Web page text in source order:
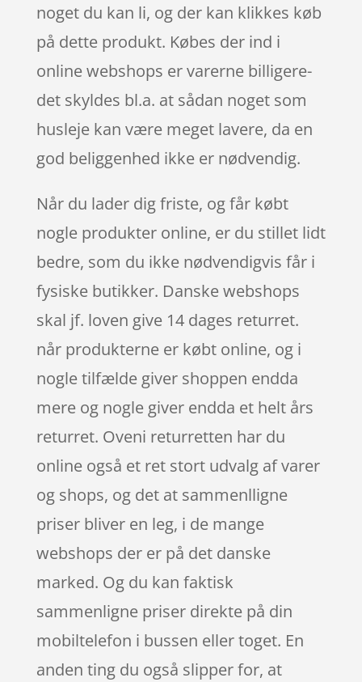
noget du kan li, og der kan klikkes køb
på dette produkt. Købes der ind i
online webshops er varerne billigere-
det skyldes bl.a. at sådan noget som
husleje kan være meget lavere, da en
god beliggenhed ikke er nødvendig.
Når du lader dig friste, og får købt
nogle produkter online, er du stillet lidt
bedre, som du ikke nødvendigvis får i
fysiske butikker. Danske webshops
skal jf. loven give 14 dages returret.
når produkterne er købt online, og i
nogle tilfælde giver shoppen endda
mere og nogle giver endda et helt års
returret. Oveni returretten har du
online også et ret stort udvalg af varer
og shops, og det at sammenlligne
priser bliver en leg, i de mange
webshops der er på det danske
marked. Og du kan faktisk
sammenligne priser direkte på din
mobiltelefon i bussen eller toget. En
anden ting du også slipper for, at